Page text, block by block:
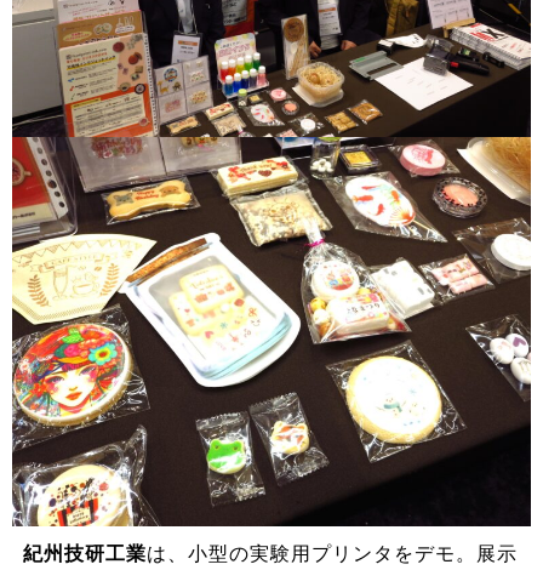
紀州技研工業は、小型の実験用プリンタをデモ。展示